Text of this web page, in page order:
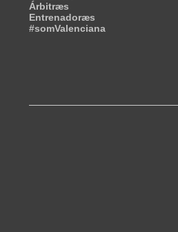
Árbitræs
Entrenadoræs
#somValenciana